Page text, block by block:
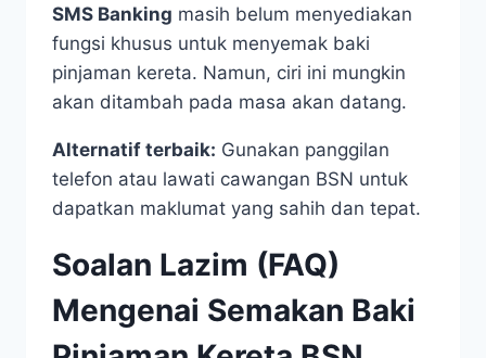
SMS Banking masih belum menyediakan
fungsi khusus untuk menyemak baki
pinjaman kereta. Namun, ciri ini mungkin
akan ditambah pada masa akan datang.
Alternatif terbaik: Gunakan panggilan
telefon atau lawati cawangan BSN untuk
dapatkan maklumat yang sahih dan tepat.
Soalan Lazim (FAQ)
Mengenai Semakan Baki